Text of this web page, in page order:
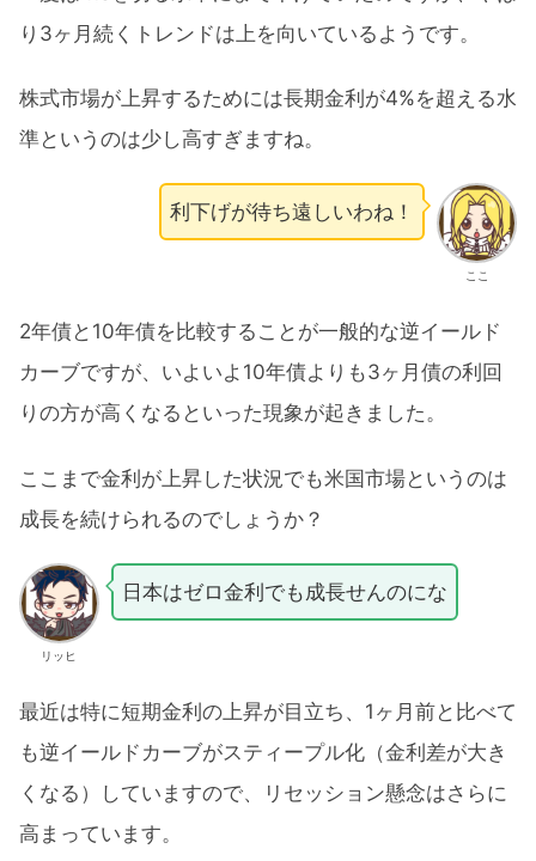
り3ヶ月続くトレンドは上を向いているようです。
株式市場が上昇するためには長期金利が4%を超える水
準というのは少し高すぎますね。
ここ
利下げが待ち遠しいわね！
2年債と10年債を比較することが一般的な逆イールド
カーブですが、いよいよ10年債よりも3ヶ月債の利回
りの方が高くなるといった現象が起きました。
ここまで金利が上昇した状況でも米国市場というのは
成長を続けられるのでしょうか？
リッヒ
日本はゼロ金利でも成長せんのにな
最近は特に短期金利の上昇が目立ち、1ヶ月前と比べて
も逆イールドカーブがスティープル化（金利差が大き
くなる）していますので、リセッション懸念はさらに
高まっています。